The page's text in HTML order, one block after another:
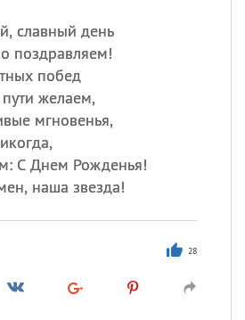
славный день
поздравляем!
побед
желаем,
мгновенья,
С Днем Рожденья!
наша звезда!
28
праздник
жертвоприношения
12.08 День
Военно‑воздушных сил
(День ВВС) РФ
ИМЕНА
Сегодня празднуют именины
Иван